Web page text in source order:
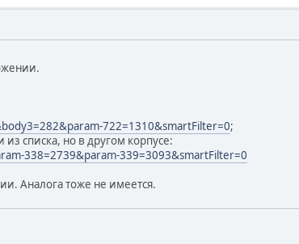
722=1310&smartFilter=0;
списка, но в другом корпусе:
338=2739&param-339=3093&smartFilter=0
Аналога тоже не имеется.